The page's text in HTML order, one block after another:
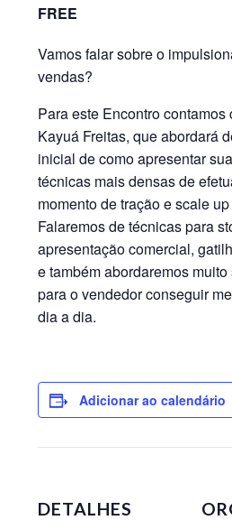
FREE
Vamos falar sobre o
vendas?
Para este Encontro contamos
Kayuá Freitas, que abordará
inicial de como apresentar
técnicas mais densas de
momento de tração e scale
Falaremos de técnicas para
apresentação comercial,
e também abordaremos
para o vendedor conseguir
dia a dia.
Adicionar ao calendário
DETALHES